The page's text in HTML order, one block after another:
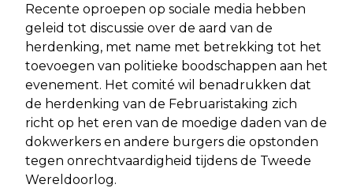
Recente oproepen op sociale media hebben
geleid tot discussie over de aard van de
herdenking, met name met betrekking tot het
toevoegen van politieke boodschappen aan het
evenement. Het comité wil benadrukken dat
de herdenking van de Februaristaking zich
richt op het eren van de moedige daden van de
dokwerkers en andere burgers die opstonden
tegen onrechtvaardigheid tijdens de Tweede
Wereldoorlog.